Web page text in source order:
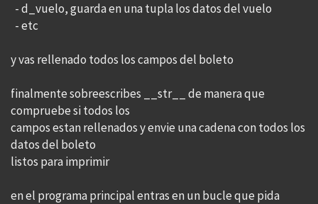
- d_vuelo, guarda en una tupla los datos del vuelo
- etc
y vas rellenado todos los campos del boleto
finalmente sobreescribes __str__ de manera que
compruebe si todos los
campos estan rellenados y envie una cadena con todos los
datos del boleto
listos para imprimir
en el programa principal entras en un bucle que pida